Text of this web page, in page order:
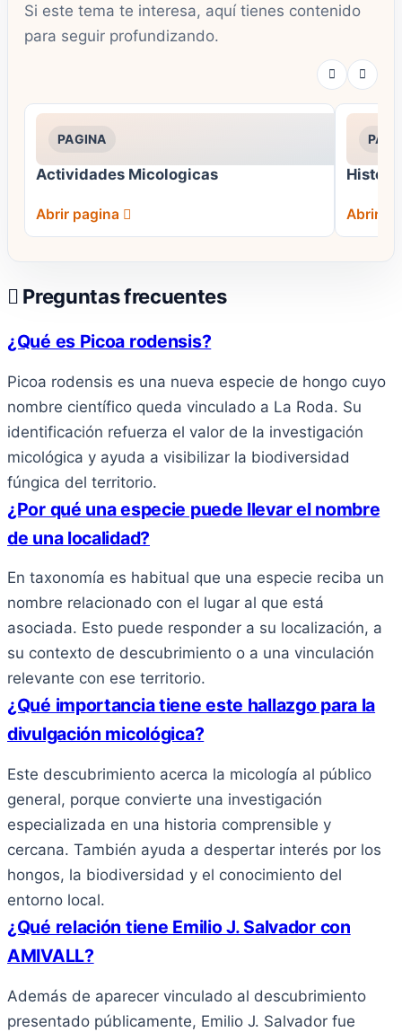
Si este tema te interesa, aquí tienes contenido
para seguir profundizando.
PAGINA
Actividades Micologicas
Abrir pagina Abrir
Preguntas frecuentes
¿Qué es Picoa rodensis?
Picoa rodensis es una nueva especie de hongo cuyo
nombre científico queda vinculado a La Roda. Su
identificación refuerza el valor de la investigación
micológica y ayuda a visibilizar la biodiversidad
fúngica del territorio.
¿Por qué una especie puede llevar el nombre
de una localidad?
En taxonomía es habitual que una especie reciba un
nombre relacionado con el lugar al que está
asociada. Esto puede responder a su localización, a
su contexto de descubrimiento o a una vinculación
relevante con ese territorio.
¿Qué importancia tiene este hallazgo para la
divulgación micológica?
Este descubrimiento acerca la micología al público
general, porque convierte una investigación
especializada en una historia comprensible y
cercana. También ayuda a despertar interés por los
hongos, la biodiversidad y el conocimiento del
entorno local.
¿Qué relación tiene Emilio J. Salvador con
AMIVALL?
Además de aparecer vinculado al descubrimiento
presentado públicamente, Emilio J. Salvador fue